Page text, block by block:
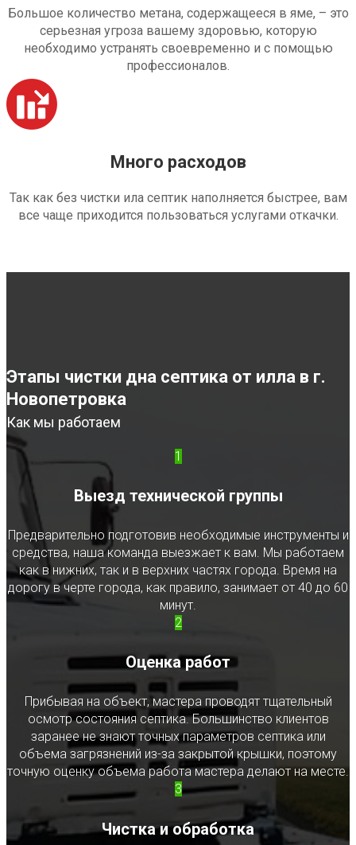
Большое количество метана, содержащееся в яме, – это
серьезная угроза вашему здоровью, которую
необходимо устранять своевременно и с помощью
профессионалов.
Много расходов
Так как без чистки ила септик наполняется быстрее, вам
все чаще приходится пользоваться услугами откачки.
Этапы чистки дна септика от илла в г.
Новопетровка
Как мы работаем
1
Выезд технической группы
Предварительно подготовив необходимые инструменты и
средства, наша команда выезжает к вам. Мы работаем
как в нижних, так и в верхних частях города. Время на
дорогу в черте города, как правило, занимает от 40 до 60
минут.
2
Оценка работ
Прибывая на объект, мастера проводят тщательный
осмотр состояния септика. Большинство клиентов
заранее не знают точных параметров септика или
объема загрязнений из-за закрытой крышки, поэтому
точную оценку объема работа мастера делают на месте.
3
Чистка и обработка